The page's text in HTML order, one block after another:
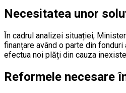
Necesitatea unor
În cadrul analizei situației,
finanțare având o parte din
efectua noi plăți din cauza
Reformele necesare